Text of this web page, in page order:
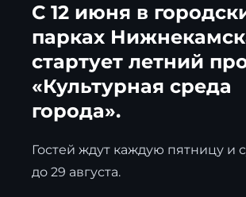
С 12 июня в
парках
стартует летний
«Культурная среда
города».
Гостей ждут каждую пятницу и
до 29 августа.